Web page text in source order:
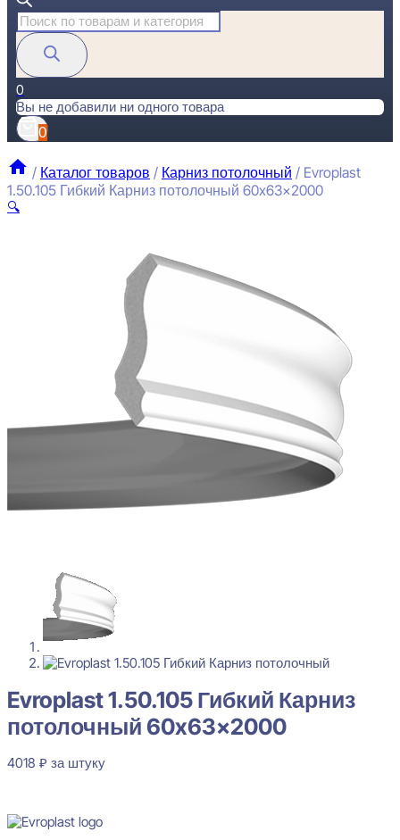
Поиск
товаров
0
Вы не добавили ни одного товара
0
/ Каталог товаров / Карниз потолочный / Evroplast
1.50.105 Гибкий Карниз потолочный 60x63x2000
🔍
Evroplast 1.50.105 Гибкий Карниз
потолочный 60x63x2000
4018 ₽ за штуку